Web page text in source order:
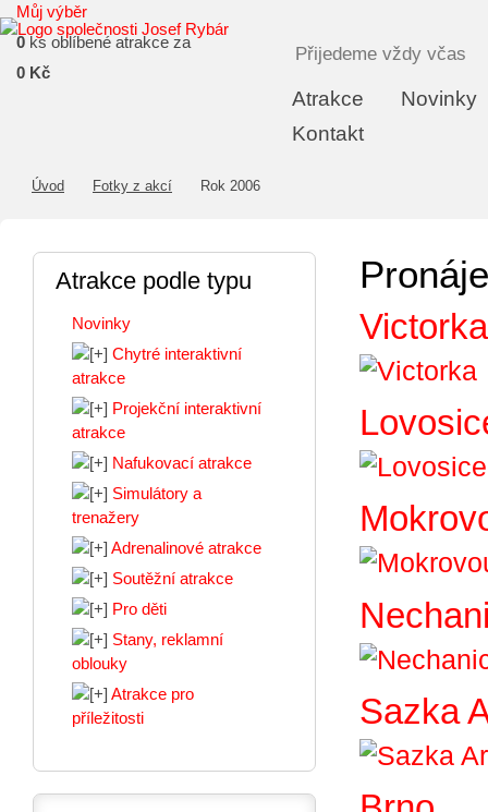
Atrakce
Novinky
Kontakt
Můj výběr
0 ks oblíbené atrakce za
0 Kč
Přijedeme vždy včas
Úvod Fotky z akcí Rok 2006
Victorka
Sazka
Atrakce podle typu
Novinky
Chytré interaktivní
atrakce
Projekční interaktivní
atrakce
Nafukovací atrakce
Simulátory a
trenažery
Adrenalinové atrakce
Soutěžní atrakce
Pro děti
Stany, reklamní
oblouky
Atrakce pro
příležitosti